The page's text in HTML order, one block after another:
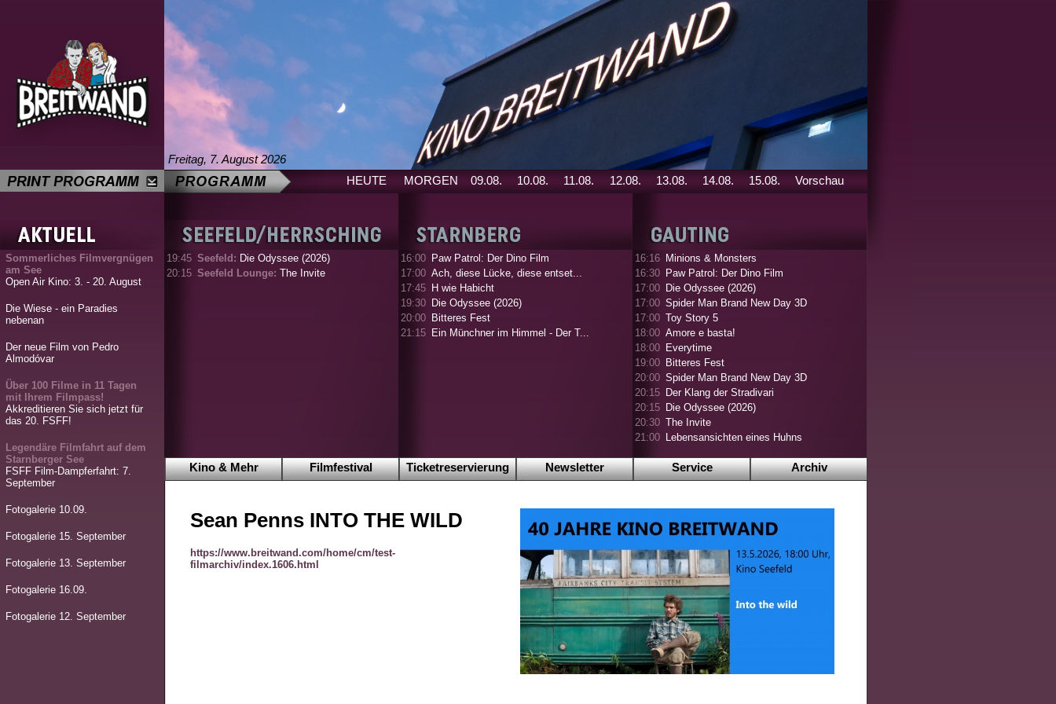
Freitag, 7. August 2026
HEUTE
MORGEN 09.08. 10.08. 11.08. 12.08. 13.08. 14.08. 15.08. Vorschau
Sommerliches Filmvergnügen
am See
Open Air Kino: 3. - 20. August
Die Wiese - ein Paradies
nebenan
Der neue Film von Pedro
Almodóvar
Über 100 Filme in 11 Tagen
mit Ihrem Filmpass!
Akkreditieren Sie sich jetzt für
das 20. FSFF!
Legendäre Filmfahrt auf dem
Starnberger See
FSFF Film-Dampferfahrt: 7.
September
Fotogalerie 10.09.
Fotogalerie 15. September
Fotogalerie 13. September
Fotogalerie 16.09.
Fotogalerie 12. September
19:45 Seefeld: Die Odyssee (2026)
20:15 Seefeld Lounge: The Invite
16:00 Paw Patrol: Der Dino Film
17:00 Ach, diese Lücke, diese entset...
17:45 H wie Habicht
19:30 Die Odyssee (2026)
20:00 Bitteres Fest
21:15 Ein Münchner im Himmel - Der T...
16:16 Minions & Monsters
16:30 Paw Patrol: Der Dino Film
17:00 Die Odyssee (2026)
17:00 Spider Man Brand New Day 3D
17:00 Toy Story 5
18:00 Amore e basta!
18:00 Everytime
19:00 Bitteres Fest
20:00 Spider Man Brand New Day 3D
20:15 Der Klang der Stradivari
20:15 Die Odyssee (2026)
20:30 The Invite
21:00 Lebensansichten eines Huhns
Kino & Mehr Filmfestival Ticketreservierung Newsletter Service Archiv
Sean Penns INTO THE WILD
https://www.breitwand.com/home/cm/test-
filmarchiv/index.1606.html